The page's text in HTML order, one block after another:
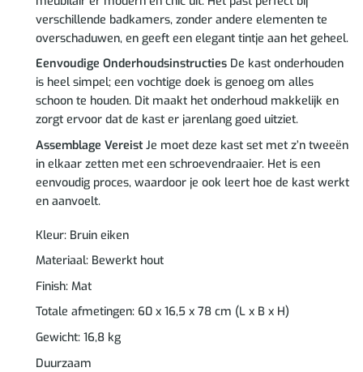
verschillende badkamers, zonder andere elementen te
overschaduwen, en geeft een elegant tintje aan het geheel.
Eenvoudige OnderhoudsinstructiesDe kast onderhouden
is heel simpel; een vochtige doek is genoeg om alles
schoon te houden. Dit maakt het onderhoud makkelijk en
zorgt ervoor dat de kast er jarenlang goed uitziet.
Assemblage VereistJe moet deze kast set met z’n tweeën
in elkaar zetten met een schroevendraaier. Het is een
eenvoudig proces, waardoor je ook leert hoe de kast werkt
en aanvoelt.
Kleur: Bruin eiken
Materiaal: Bewerkt hout
Finish: Mat
Totale afmetingen: 60 x 16,5 x 78 cm (L x B x H)
Gewicht: 16,8 kg
Duurzaam